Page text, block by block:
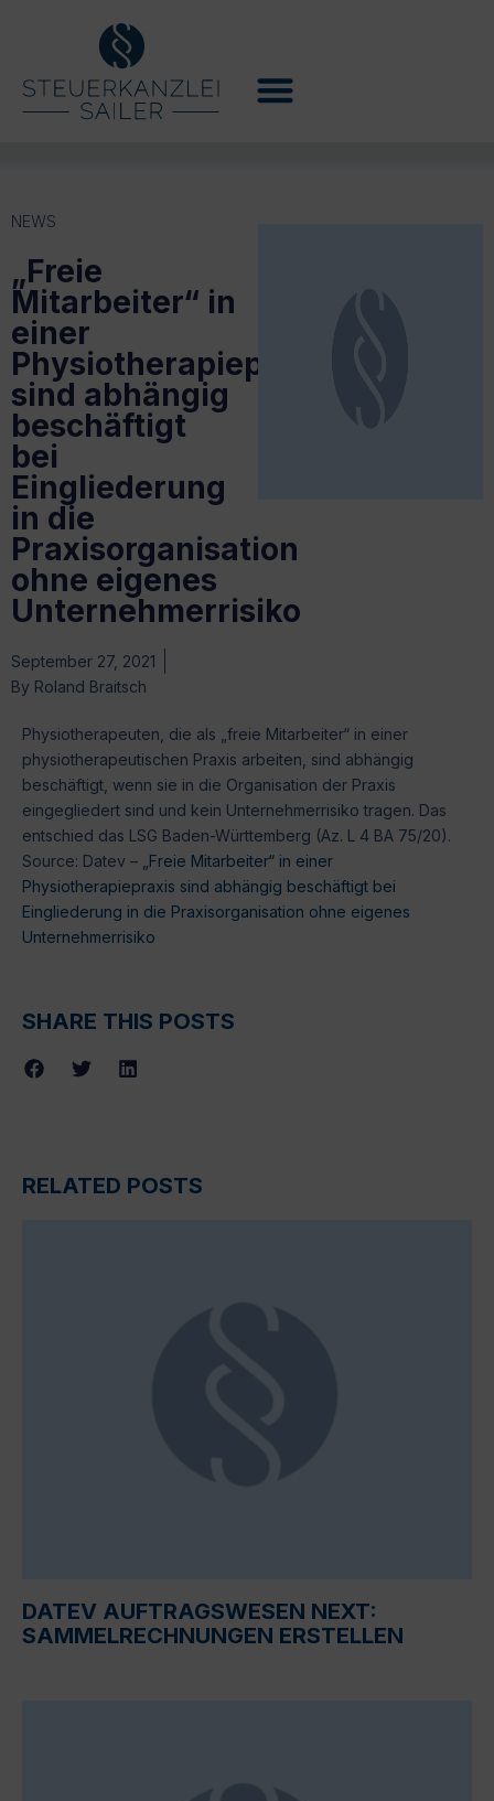
NEWS
„Freie
Mitarbeiter“ in
einer
Physiotherapiepraxis
sind abhängig
beschäftigt
bei
Eingliederung
in die
Praxisorganisation
ohne eigenes
Unternehmerrisiko
September 27, 2021
By Roland Braitsch
Physiotherapeuten, die als „freie Mitarbeiter“ in einer
physiotherapeutischen Praxis arbeiten, sind abhängig
beschäftigt, wenn sie in die Organisation der Praxis
eingegliedert sind und kein Unternehmerrisiko tragen. Das
entschied das LSG Baden-Württemberg (Az. L 4 BA 75/20).
Source: Datev –
„Freie Mitarbeiter“ in einer
Physiotherapiepraxis sind abhängig beschäftigt bei
Eingliederung in die Praxisorganisation ohne eigenes
Unternehmerrisiko
SHARE THIS POSTS
RELATED POSTS
DATEV AUFTRAGSWESEN NEXT:
SAMMELRECHNUNGEN ERSTELLEN